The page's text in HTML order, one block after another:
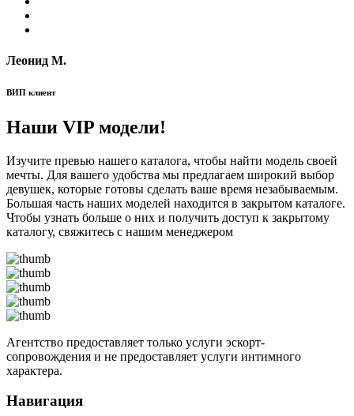
Леонид М.
ВИП клиент
Наши VIP модели!
Изучите превью нашего каталога, чтобы найти модель своей
мечты. Для вашего удобства мы предлагаем широкий выбор
девушек, которые готовы сделать ваше время незабываемым.
Большая часть наших моделей находится в закрытом каталоге.
Чтобы узнать больше о них и получить доступ к закрытому
каталогу, свяжитесь с нашим менеджером
Агентство предоставляет только услуги эскорт-
сопровождения и не предоставляет услуги интимного
характера.
Навигация